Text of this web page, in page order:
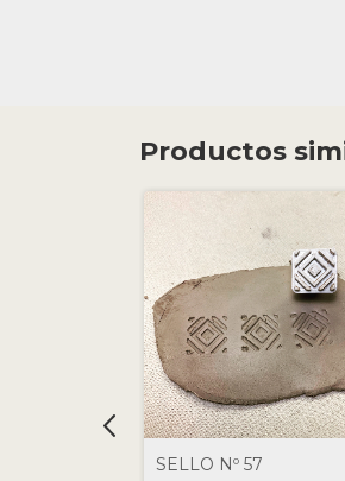
Productos
SELLO Nº 57